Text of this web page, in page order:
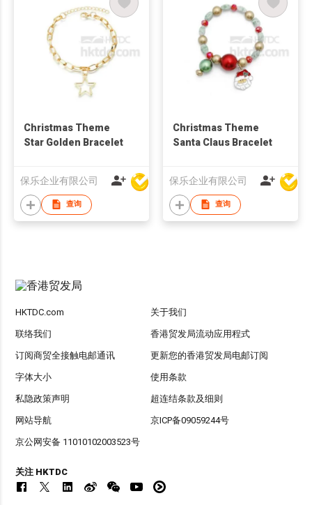
Christmas Theme
Star Golden Bracelet
保乐企业有限公司
查询
Christmas Theme
Santa Claus Bracelet
保乐企业有限公司
查询
HKTDC.com 关于我们
联络我们 香港贸发局流动应用程式
订阅商贸全接触电邮通讯 更新您的香港贸发局电邮订阅
字体大小 使用条款
私隐政策声明 超连结条款及细则
网站导航 京ICP备09059244号
京公网安备 11010102003523号
关注 HKTDC